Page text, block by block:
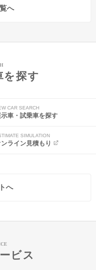
へ
を探す
CAR SEARCH
示車・試乗車を探す
SIMULATION
ンライン見積もり
へ
ビス